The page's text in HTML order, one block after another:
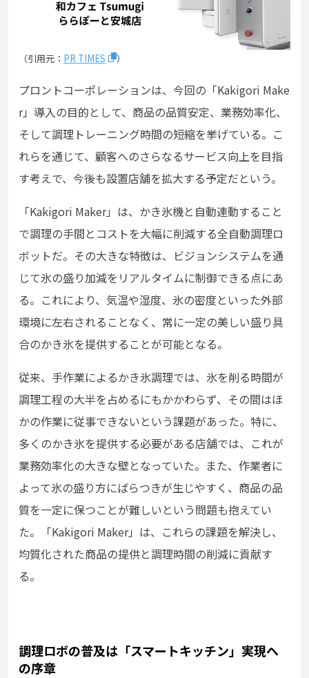
（引用元： PR TIMES ）
プロントコーポレーションは、今回の「Kakigori Make
r」導入の目的として、商品の品質安定、業務効率化、
そして調理トレーニング時間の短縮を挙げている。こ
れらを通じて、顧客へのさらなるサービス向上を目指
す考えで、今後も設置店舗を拡大する予定だという。
「Kakigori Maker」は、かき氷機と自動連動すること
で調理の手間とコストを大幅に削減する全自動調理ロ
ボットだ。その大きな特徴は、ビジョンシステムを通
じて氷の盛り加減をリアルタイムに制御できる点にあ
る。これにより、気温や湿度、氷の密度といった外部
環境に左右されることなく、常に一定の美しい盛り具
合のかき氷を提供することが可能となる。
従来、手作業によるかき氷調理では、氷を削る時間が
調理工程の大半を占めるにもかかわらず、その間はほ
かの作業に従事できないという課題があった。特に、
多くのかき氷を提供する必要がある店舗では、これが
業務効率化の大きな壁となっていた。また、作業者に
よって氷の盛り方にばらつきが生じやすく、商品の品
質を一定に保つことが難しいという問題も抱えてい
た。「Kakigori Maker」は、これらの課題を解決し、
均質化された商品の提供と調理時間の削減に貢献す
る。
調理ロボの普及は「スマートキッチン」実現へ
の序章